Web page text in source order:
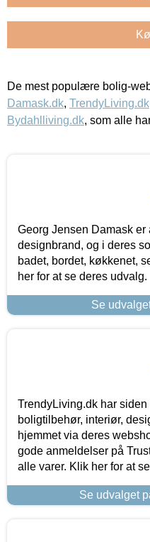
De mest populære bolig-
Damask.dk, TrendyLiving.dk
Bydahlliving.dk, som alle
Georg Jensen Damask er
designbrand, og i deres
badet, bordet, køkkenet,
her for at se deres udvalg.
Se
TrendyLiving.dk har
boligtilbehør, interiør,
hjemmet via deres
gode anmeldelser på
alle varer. Klik her for at
Se udvalget